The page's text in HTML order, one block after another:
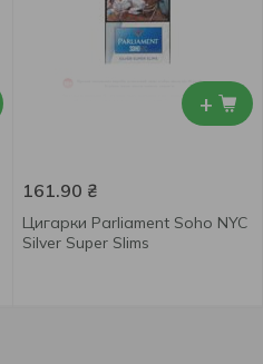
+
161.90 ₴
Цигарки Parliament Soho NYC
Silver Super Slims